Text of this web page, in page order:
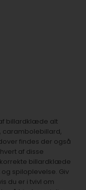
billardklæde alt
carambolebillard,
findes der også
af disse
billardklæde
spiloplevelse. Giv
du er i tvivl om